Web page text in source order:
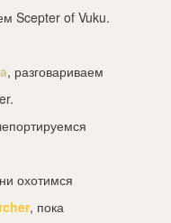
Scepter of Vuku.
, разговариваем
охотимся
, пока